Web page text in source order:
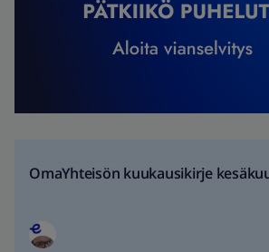
OmaYhteisön kuukausikirje